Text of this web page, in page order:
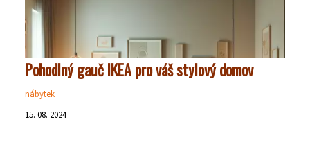
Pohodlný gauč IKEA pro váš stylový domov
nábytek
15. 08. 2024